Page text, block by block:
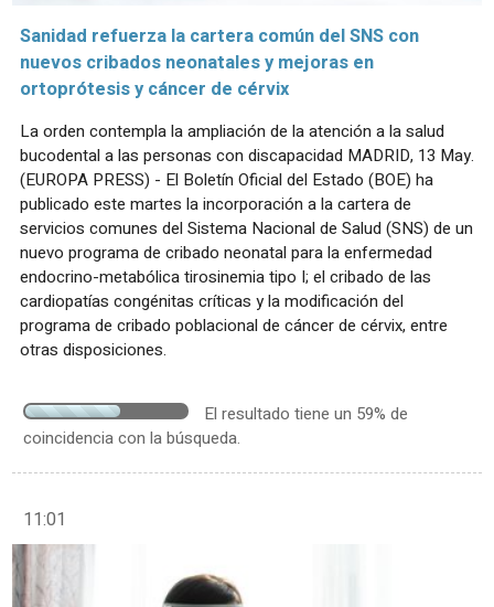
Sanidad refuerza la cartera común del SNS con
nuevos cribados neonatales y mejoras en
ortoprótesis y cáncer de cérvix
La orden contempla la ampliación de la atención a la salud
bucodental a las personas con discapacidad MADRID, 13 May.
(EUROPA PRESS) - El Boletín Oficial del Estado (BOE) ha
publicado este martes la incorporación a la cartera de
servicios comunes del Sistema Nacional de Salud (SNS) de un
nuevo programa de cribado neonatal para la enfermedad
endocrino-metabólica tirosinemia tipo I; el cribado de las
cardiopatías congénitas críticas y la modificación del
programa de cribado poblacional de cáncer de cérvix, entre
otras disposiciones.
El resultado tiene un 59% de
coincidencia con la búsqueda.
11:01